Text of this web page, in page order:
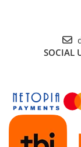
SOCIAL